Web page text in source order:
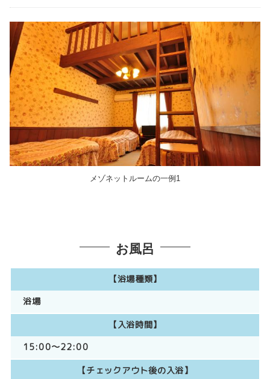
メゾネットルームの一例1
お風呂
【浴場種類】
浴場
【入浴時間】
15:00～22:00
【チェックアウト後の入浴】